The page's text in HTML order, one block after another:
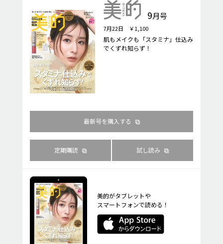
9月号
7月22日 ￥1,100
肌もメイクも「スタミナ」仕込み
でくずれ知らず！
最新号を購入する
定期購読 試し読み
美的がタブレットや
スマートフォンで読める！